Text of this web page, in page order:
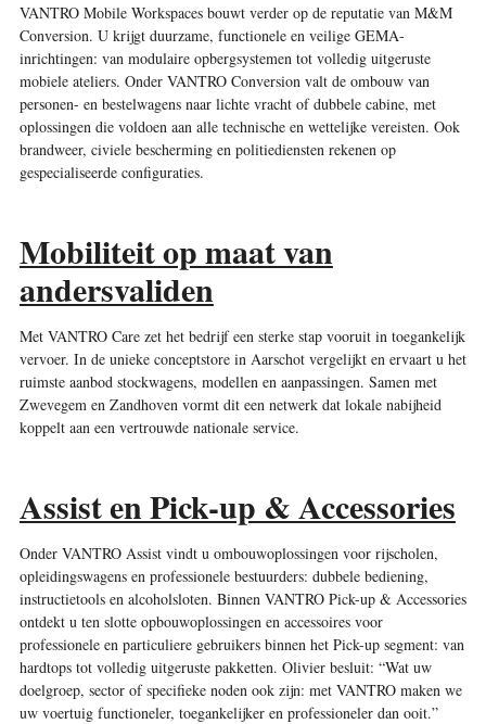
VANTRO Mobile Workspaces bouwt verder op de reputatie van M&M
Conversion. U krijgt duurzame, functionele en veilige GEMA-
inrichtingen: van modulaire opbergsystemen tot volledig uitgeruste
mobiele ateliers. Onder VANTRO Conversion valt de ombouw van
personen- en bestelwagens naar lichte vracht of dubbele cabine, met
oplossingen die voldoen aan alle technische en wettelijke vereisten. Ook
brandweer, civiele bescherming en politiediensten rekenen op
gespecialiseerde configuraties.
Mobiliteit op maat van
andersvaliden
Met VANTRO Care zet het bedrijf een sterke stap vooruit in toegankelijk
vervoer. In de unieke conceptstore in Aarschot vergelijkt en ervaart u het
ruimste aanbod stockwagens, modellen en aanpassingen. Samen met
Zwevegem en Zandhoven vormt dit een netwerk dat lokale nabijheid
koppelt aan een vertrouwde nationale service.
Assist en Pick-up & Accessories
Onder VANTRO Assist vindt u ombouwoplossingen voor rijscholen,
opleidingswagens en professionele bestuurders: dubbele bediening,
instructietools en alcoholsloten. Binnen VANTRO Pick-up & Accessories
ontdekt u ten slotte opbouwoplossingen en accessoires voor
professionele en particuliere gebruikers binnen het Pick-up segment: van
hardtops tot volledig uitgeruste pakketten. Olivier besluit: “Wat uw
doelgroep, sector of specifieke noden ook zijn: met VANTRO maken we
uw voertuig functioneler, toegankelijker en professioneler dan ooit.”